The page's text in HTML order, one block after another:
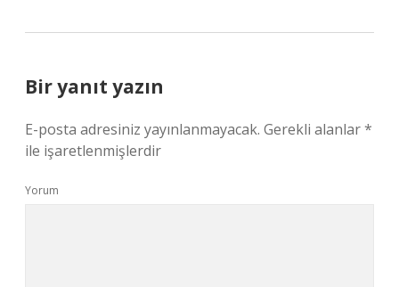
Bir yanıt yazın
E-posta adresiniz yayınlanmayacak. Gerekli alanlar*
ile işaretlenmişlerdir
Yorum